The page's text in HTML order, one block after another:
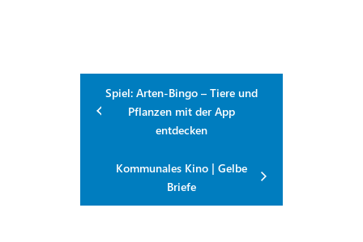
Spiel: Arten-Bingo – Tiere und
Pflanzen mit der App
entdecken
Kommunales Kino | Gelbe
Briefe